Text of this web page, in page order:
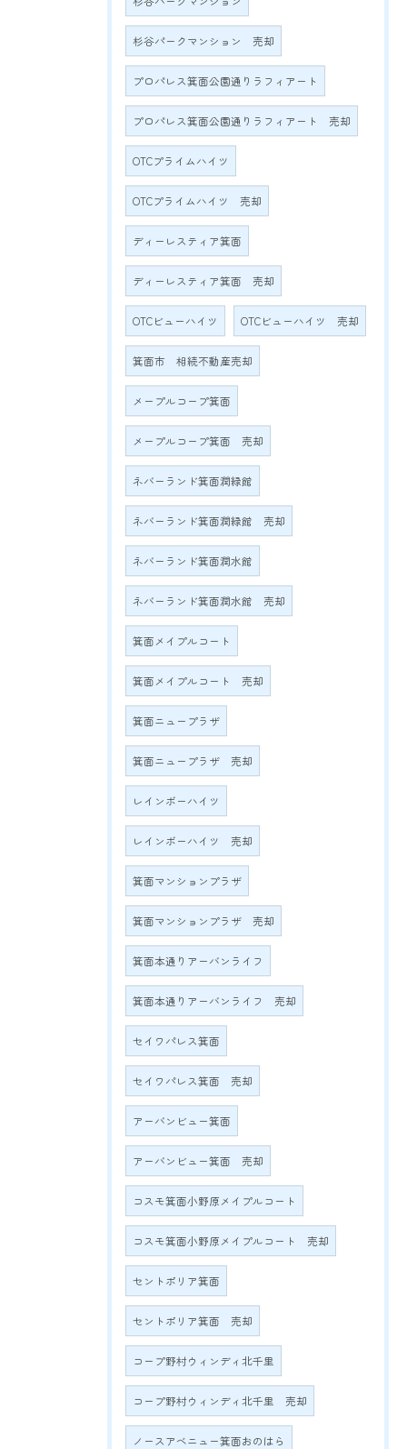
杉谷パークマンション 売却
プロパレス箕面公園通りラフィアート
プロパレス箕面公園通りラフィアート 売却
OTCプライムハイツ
OTCプライムハイツ 売却
ディーレスティア箕面
ディーレスティア箕面 売却
OTCビューハイツ OTCビューハイツ 売却
箕面市 相続不動産売却
メープルコープ箕面
メープルコープ箕面 売却
ネバーランド箕面潤緑館
ネバーランド箕面潤緑館 売却
ネバーランド箕面潤水館
ネバーランド箕面潤水館 売却
箕面メイプルコート
箕面メイプルコート 売却
箕面ニュープラザ
箕面ニュープラザ 売却
レインボーハイツ
レインボーハイツ 売却
箕面マンションプラザ
箕面マンションプラザ 売却
箕面本通りアーバンライフ
箕面本通りアーバンライフ 売却
セイワパレス箕面
セイワパレス箕面 売却
アーバンビュー箕面
アーバンビュー箕面 売却
コスモ箕面小野原メイプルコート
コスモ箕面小野原メイプルコート 売却
セントポリア箕面
セントポリア箕面 売却
コープ野村ウィンディ北千里
コープ野村ウィンディ北千里 売却
ノースアベニュー箕面おのはら